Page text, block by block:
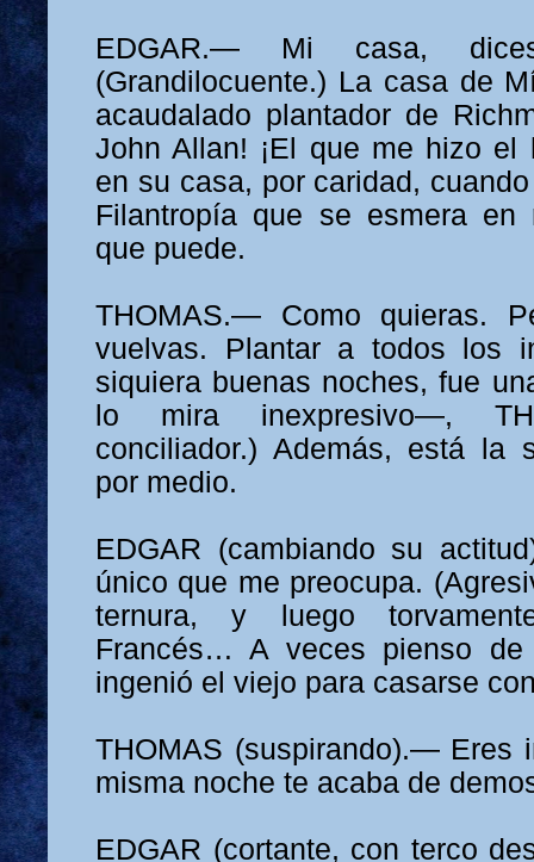
EDGAR.— Mi casa,
(Grandilocuente.) La casa de
acaudalado plantador de
John Allan! ¡El que me hizo el
en su casa, por caridad,
Filantropía que se esmera en
que puede.
THOMAS.— Como quieras.
vuelvas. Plantar a todos los
siquiera buenas noches, fue
lo mira inexpresivo—,
conciliador.) Además, está la
por medio.
EDGAR (cambiando su
único que me preocupa.
ternura, y luego
Francés… A veces pienso
ingenió el viejo para casarse
THOMAS (suspirando).— Eres
misma noche te acaba de
EDGAR (cortante, con terco